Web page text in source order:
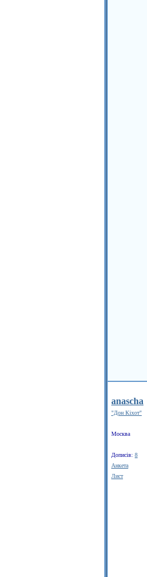
anascha
"Дон Кіхот"
Москва
Дописів: 8
Анкета
Лист